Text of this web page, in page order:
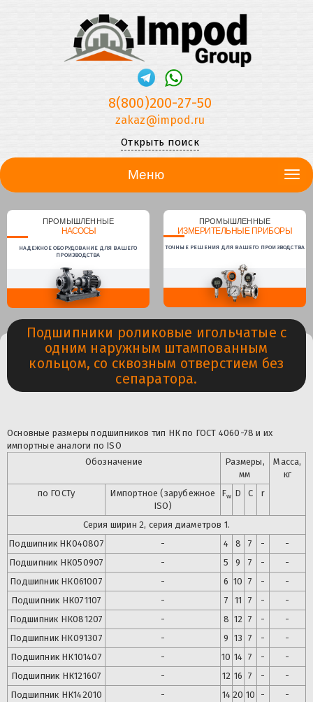
8(800)200-27-50
zakaz@impod.ru
Открыть поиск
Меню
ПРОМЫШЛЕННЫЕ
НАСОСЫ
НАДЕЖНОЕ ОБОРУДОВАНИЕ ДЛЯ ВАШЕГО
ПРОИЗВОДСТВА
ПРОМЫШЛЕННЫЕ
ИЗМЕРИТЕЛЬНЫЕ ПРИБОРЫ
ТОЧНЫЕ РЕШЕНИЯ ДЛЯ ВАШЕГО ПРОИЗВОДСТВА
Подшипники роликовые игольчатые с
одним наружным штампованным
кольцом, со сквозным отверстием без
сепаратора.
Основные размеры подшипников тип НК по ГОСТ 4060-78 и их
импортные аналоги по ISO
Обозначение
Размеры,
мм
Масса,
кг
по ГОСТу
Импортное (зарубежное
ISO)
Fw D C r
Серия ширин 2, серия диаметров 1.
Подшипник НК040807
- 4 8 7 -
-
Подшипник НК050907 - 5 9 7 -
-
Подшипник НК061007 - 6 10 7 -
-
Подшипник НК071107 - 7 11 7 -
-
Подшипник НК081207 - 8 12 7 -
-
Подшипник НК091307 - 9 13 7 -
-
Подшипник НК101407 - 10 14 7 -
-
Подшипник НК121607 - 12 16 7 -
-
Подшипник НК142010 - 14 20 10 -
-